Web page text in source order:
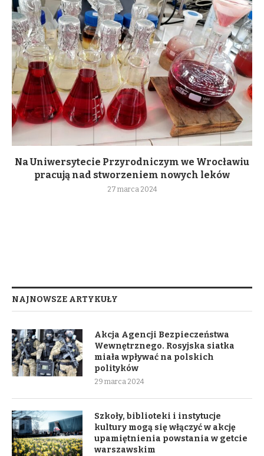
Na Uniwersytecie Przyrodniczym we Wrocławiu
pracują nad stworzeniem nowych leków
27 marca 2024
NAJNOWSZE ARTYKUŁY
Akcja Agencji Bezpieczeństwa
Wewnętrznego. Rosyjska siatka
miała wpływać na polskich
polityków
29 marca 2024
Szkoły, biblioteki i instytucje
kultury mogą się włączyć w akcję
upamiętnienia powstania w getcie
warszawskim